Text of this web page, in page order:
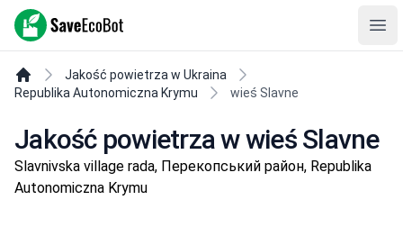
SaveEcoBot
Jakość powietrza w Ukraina
Republika Autonomiczna Krymu
wieś Slavne
Jakość powietrza w wieś Slavne
Slavnivska village rada, Перекопський район, Republika
Autonomiczna Krymu